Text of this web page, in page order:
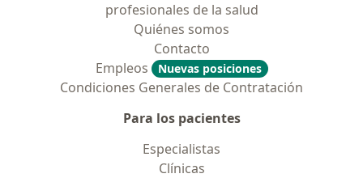
profesionales de la salud
Quiénes somos
Contacto
Empleos
Nuevas posiciones
Condiciones Generales de Contratación
Para los pacientes
Especialistas
Clínicas